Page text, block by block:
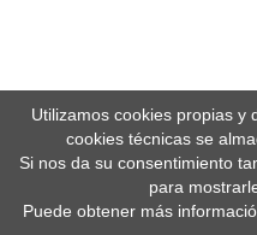
Utilizamos cookies propias y
cookies técnicas se
Si nos da su consentimiento
para
Puede obtener más